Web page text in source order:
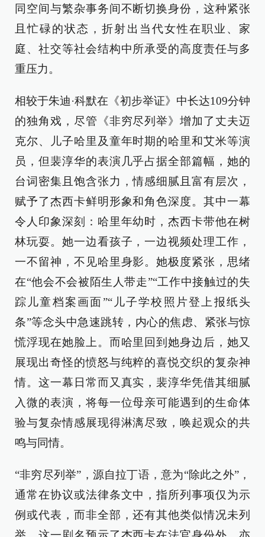
同空间与繁杂事务间不断切换身份，这种紧张
且忙碌的状态，折射出当代女性在职业、家
庭、社交等社会结构中所承受的高度责任与多
重压力。
相较于朱迪·科默在《初步举证》中长达109分钟
的独角戏，尽管《非穷尽列举》增加了丈夫迈
克尔、儿子哈里及童年时期的哈里和艾米等演
员，但裴淳华的表演几乎占据全部篇幅，她的
台词密集且饱含张力，情感细腻且富有层次，
赋予了杰西卡鲜明形象和角色深度。其中一幕
令人印象深刻：哈里年幼时，杰西卡带他在树
林玩耍。她一边看孩子，一边视频处理工作，
一不留神，不见哈里身影。她极度紧张，思绪
在“他会不会被陌生人带走”“工作中接触过的失
踪儿童档案画面”“儿子学校照片登上报纸头
条”等念头中急速跳转，内心的焦虑、紧张与惊
慌浮现在她脸上。而哈里回到她身边后，她又
展现出奇怪的愤怒与纯粹的喜悦交织的复杂神
情。这一幕日常而又真实，裴淳华凭借其细腻
入微的表演，将每一位母亲可能遇到的生命体
验与复杂情感展现得淋漓尽致，唤起观众的共
鸣与同情。
“非穷尽列举”，源自拉丁语，意为“除此之外”，
通常在协议或法律条文中，指所列事项仅为示
例或代表，而非全部，还有其他类似情况未列